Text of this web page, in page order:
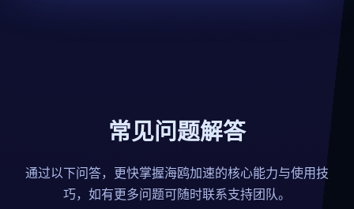
常见问题解答
通过以下问答，更快掌握海鸥加速的核心能力与使用技
巧，如有更多问题可随时联系支持团队。